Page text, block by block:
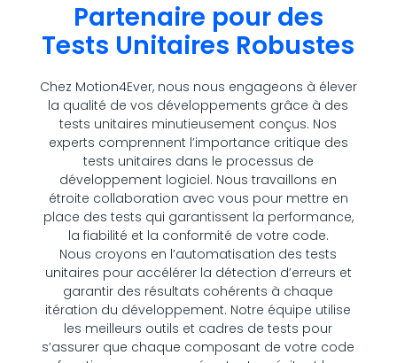
Partenaire pour des
Tests Unitaires Robustes
Chez Motion4Ever, nous nous engageons à élever
la qualité de vos développements grâce à des
tests unitaires minutieusement conçus. Nos
experts comprennent l’importance critique des
tests unitaires dans le processus de
développement logiciel. Nous travaillons en
étroite collaboration avec vous pour mettre en
place des tests qui garantissent la performance,
la fiabilité et la conformité de votre code.
Nous croyons en l’automatisation des tests
unitaires pour accélérer la détection d’erreurs et
garantir des résultats cohérents à chaque
itération du développement. Notre équipe utilise
les meilleurs outils et cadres de tests pour
s’assurer que chaque composant de votre code